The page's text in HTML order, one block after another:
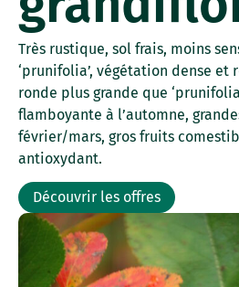
Très rustique, sol frais, moins
‘prunifolia’, végétation dense et
ronde plus grande que
flamboyante à l’automne,
février/mars, gros fruits
antioxydant.
Découvrir les offres